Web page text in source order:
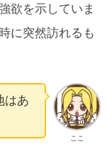
欲を示していま
に突然訪れるも
ここ
はあ